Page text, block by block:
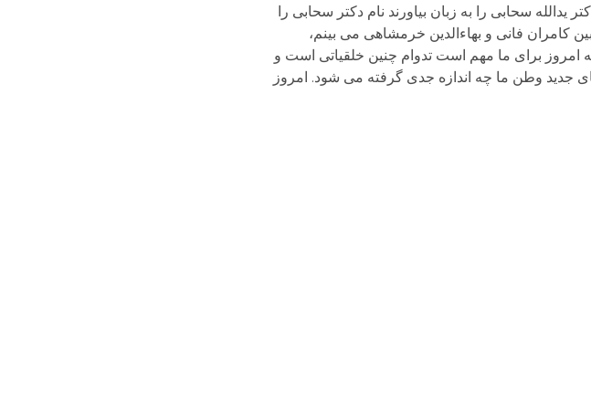
سحابی را به زبان بیاورند نام دکتر سحابی را
کامران فانی و بهاءالدین خرمشاهی می بینم،
برای ما مهم است تدوام چنین خلقیاتی است و
جدید وطن ما چه اندازه جدی گرفته می شود. امروز